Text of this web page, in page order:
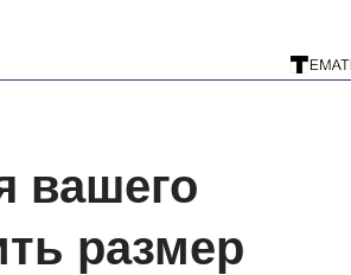
вашего
размер